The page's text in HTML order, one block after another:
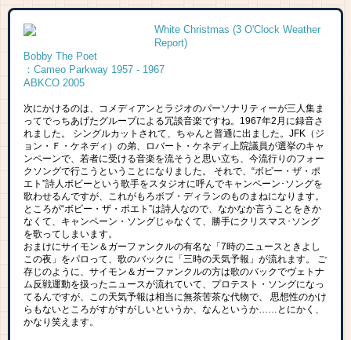
White Christmas (3 O'Clock Weather
Report)
Bobby The Poet
：Cameo Parkway 1957 - 1967
ABKCO 2005
次にかけるのは、コメディアンとラジオのパーソナリティーが三人集ま
ってでっちあげたグループによる冗談音楽ですね。1967年2月に録音さ
れました。 シングルカットされて、ちゃんと普通に出ました。JFK（ジ
ョン・Ｆ・ケネディ）の弟、ロバート・ケネディ上院議員が選挙のキャ
ンペーンで、若者に受ける音楽を流そうと思い立ち、今流行りのフォー
クソングで行こうということになりました。 それで、“ボビー・ザ・ポ
エト”詩人ボビーという歌手をスタジオに呼んでキャンペーン･ソングを
歌わせるんですが、これがもろボブ・ディランのものまねになります。
ところが“ボビー・ザ・ポエト”は詩人なので、なかなか言うことをきか
なくて、キャンペーン・ソングじゃなくて、勝手にクリスマス･ソング
を歌ってしまいます。
おまけにサイモン＆ガーファンクルの有名な「7時のニュースときよし
この夜」をパロって、歌のバックに「三時の天気予報」が流れます。 ご
存じのように、サイモン＆ガーファンクルの方は歌のバックでヴェトナ
ム反戦運動を扱ったニュースが流れていて、プロテスト・ソングになっ
てるんですが、この天気予報は相当に無茶苦茶な代物で、 思想性のかけ
らもないところがすがすがしいというか、なんというか……とにかく、
かなり笑えます。